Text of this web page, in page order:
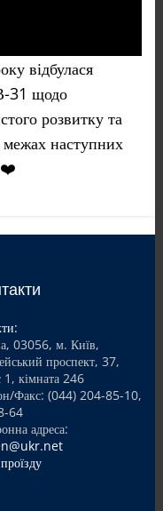
відбулася
31 щодо
розвитку та
межах наступних
❤️
03056, м. Київ,
проспект, 37,
1, кімната 246
Факс: (044) 204-85-10,
64
адреса: